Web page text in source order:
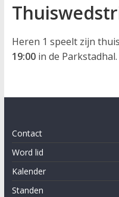
Heren 1 speelt zijn
19:00in de Parkstadhal.
Contact
Word lid
Kalender
Standen